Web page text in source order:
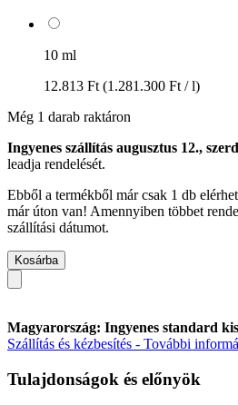
10 ml
12.813 Ft (1.281.300 Ft / l)
Még 1 darab raktáron
Ingyenes szállítás augusztus 12.,
leadja rendelését.
Ebből a termékből már csak 1 db
már úton van! Amennyiben többet
szállítási dátumot.
Kosárba
Magyarország: Ingyenes standard
Szállítás és kézbesítés - További
Tulajdonságok és előnyök